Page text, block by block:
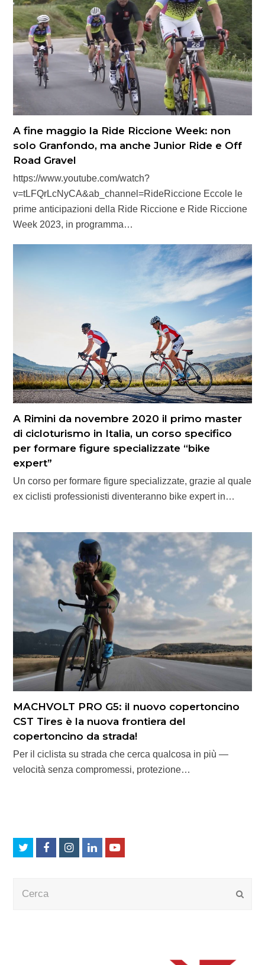
A fine maggio la Ride Riccione Week: non
solo Granfondo, ma anche Junior Ride e Off
Road Gravel
https://www.youtube.com/watch?
v=tLFQrLcNyCA&ab_channel=RideRiccione Eccole le
prime anticipazioni della Ride Riccione e Ride Riccione
Week 2023, in programma…
A Rimini da novembre 2020 il primo master
di cicloturismo in Italia, un corso specifico
per formare figure specializzate “bike
expert”
Un corso per formare figure specializzate, grazie al quale
ex ciclisti professionisti diventeranno bike expert in…
MACHVOLT PRO G5: il nuovo copertoncino
CST Tires è la nuova frontiera del
copertoncino da strada!
Per il ciclista su strada che cerca qualcosa in più —
velocità senza compromessi, protezione…
TwitterFacebookInstagram
LinkedInYoutube